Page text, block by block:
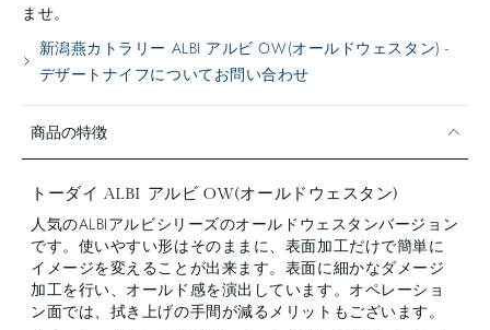
ませ。
新潟燕カトラリー ALBI アルビ OW(オールドウェスタン) -
デザートナイフについてお問い合わせ
商品の特徴
トーダイ ALBI アルビ OW(オールドウェスタン)
人気のALBIアルビシリーズのオールドウェスタンバージョン
です。使いやすい形はそのままに、表面加工だけで簡単に
イメージを変えることが出来ます。表面に細かなダメージ
加工を行い、オールド感を演出しています。オペレーショ
ン面では、拭き上げの手間が減るメリットもございます。